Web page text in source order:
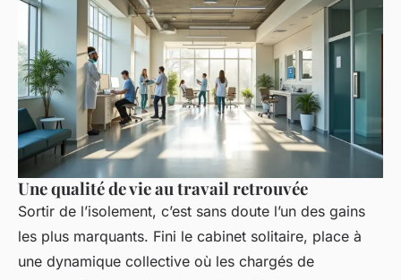
Une qualité de vie au travail retrouvée
Sortir de l’isolement, c’est sans doute l’un des gains
les plus marquants. Fini le cabinet solitaire, place à
une dynamique collective où les chargés de